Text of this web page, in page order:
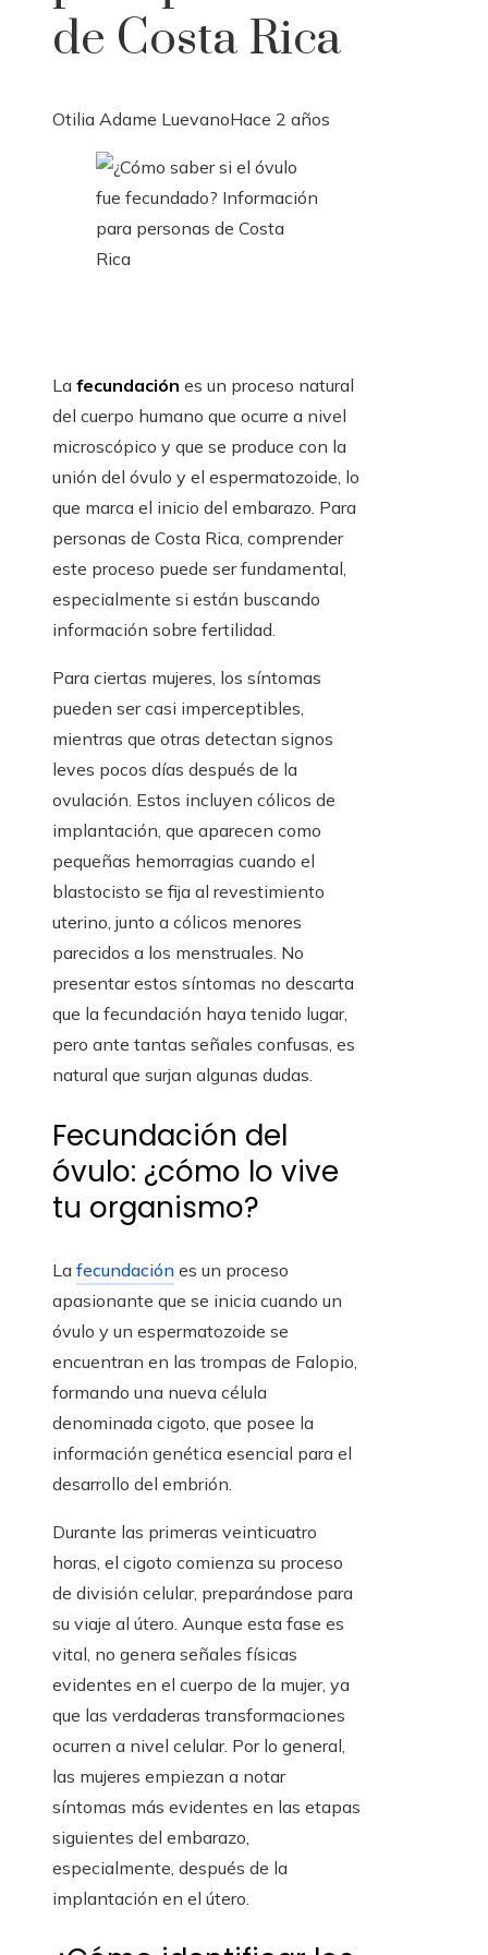
de Costa Rica
Otilia Adame LuevanoHace 2 años
La fecundación es un proceso natural
del cuerpo humano que ocurre a nivel
microscópico y que se produce con la
unión del óvulo y el espermatozoide, lo
que marca el inicio del embarazo. Para
personas de Costa Rica, comprender
este proceso puede ser fundamental,
especialmente si están buscando
información sobre fertilidad.
Para ciertas mujeres, los síntomas
pueden ser casi imperceptibles,
mientras que otras detectan signos
leves pocos días después de la
ovulación. Estos incluyen cólicos de
implantación, que aparecen como
pequeñas hemorragias cuando el
blastocisto se fija al revestimiento
uterino, junto a cólicos menores
parecidos a los menstruales. No
presentar estos síntomas no descarta
que la fecundación haya tenido lugar,
pero ante tantas señales confusas, es
natural que surjan algunas dudas.
Fecundación del
óvulo: ¿cómo lo vive
tu organismo?
La fecundación es un proceso
apasionante que se inicia cuando un
óvulo y un espermatozoide se
encuentran en las trompas de Falopio,
formando una nueva célula
denominada cigoto, que posee la
información genética esencial para el
desarrollo del embrión.
Durante las primeras veinticuatro
horas, el cigoto comienza su proceso
de división celular, preparándose para
su viaje al útero. Aunque esta fase es
vital, no genera señales físicas
evidentes en el cuerpo de la mujer, ya
que las verdaderas transformaciones
ocurren a nivel celular. Por lo general,
las mujeres empiezan a notar
síntomas más evidentes en las etapas
siguientes del embarazo,
especialmente, después de la
implantación en el útero.